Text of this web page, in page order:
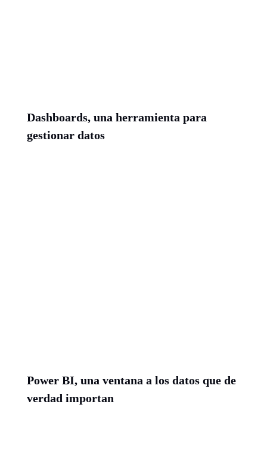
Dashboards, una herramienta para
gestionar datos
Power BI, una ventana a los datos que de
verdad importan